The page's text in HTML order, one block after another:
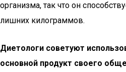
организма, так что он
лишних килограммов.
Диетологи советуют
основной продукт своего